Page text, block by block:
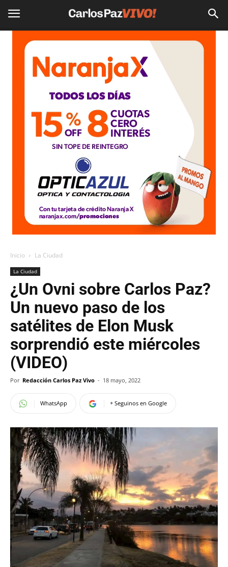
Inicio La Ciudad
La Ciudad
¿Un Ovni sobre Carlos Paz?
Un nuevo paso de los
satélites de Elon Musk
sorprendió este miércoles
(VIDEO)
Por Redacción Carlos Paz Vivo - 18 mayo, 2022
WhatsApp + Seguinos en Google